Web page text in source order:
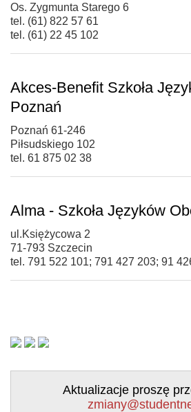
Os. Zygmunta Starego 6
tel. (61) 822 57 61
tel. (61) 22 45 102
Akces-Benefit Szkoła
Poznań
Poznań 61-246
Piłsudskiego 102
tel. 61 875 02 38
Alma - Szkoła Języków
ul.Księżycowa 2
71-793 Szczecin
tel. 791 522 101; 791 427 203; 91
Aktualizacje proszę